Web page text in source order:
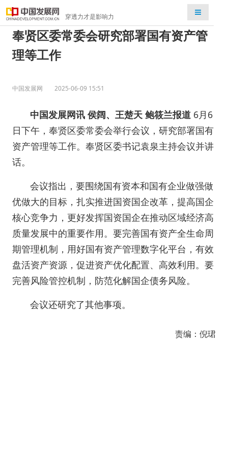
穿透力才是影响力
检索
奉贤区委常委会研究部署国有资产管
理等工作
中国发展网 2025-06-09 15:51
中国发展网讯 侯阔、王楚天 鲍筱兰报道 6月6
日下午，奉贤区委常委会举行会议，研究部署国有
资产管理等工作。奉贤区委书记袁泉主持会议并讲
话。
会议指出，要围绕国有资本和国有企业做强做
优做大的目标，扎实推进国资国企改革，提高国企
核心竞争力，更好发挥国资国企在推动区域经济高
质量发展中的重要作用。要完善国有资产全生命周
期管理机制，用好国有资产管理数字化平台，有效
盘活资产资源，促进资产优化配置、高效利用。要
完善风险管控机制，防范化解国企债务风险。
会议还研究了其他事项。
责编：倪珺